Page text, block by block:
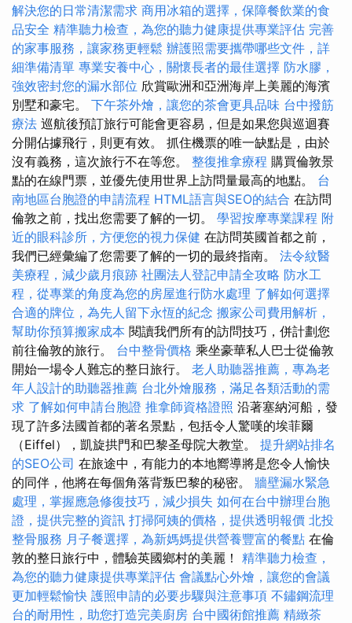
解決您的日常清潔需求 商用冰箱的選擇，保障餐飲業的食
品安全 精準聽力檢查，為您的聽力健康提供專業評估 完善
的家事服務，讓家務更輕鬆 辦護照需要攜帶哪些文件，詳
細準備清單 專業安養中心，關懷長者的最佳選擇 防水膠，
強效密封您的漏水部位 欣賞歐洲和亞洲海岸上美麗的海濱
別墅和豪宅。 下午茶外燴，讓您的茶會更具品味 台中撥筋
療法 巡航後預訂旅行可能會更容易，但是如果您與巡迴賽
分開佔據飛行，則更有效。 抓住機票的唯一缺點是，由於
沒有義務，這次旅行不在等您。 整復推拿療程 購買倫敦景
點的在線門票，並優先使用世界上訪問量最高的地點。 台
南地區台胞證的申請流程 HTML語言與SEO的結合 在訪問
倫敦之前，找出您需要了解的一切。 學習按摩專業課程 附
近的眼科診所，方便您的視力保健 在訪問英國首都之前，
我們已經彙編了您需要了解的一切的最終指南。 法令紋醫
美療程，減少歲月痕跡 社團法人登記申請全攻略 防水工
程，從專業的角度為您的房屋進行防水處理 了解如何選擇
合適的牌位，為先人留下永恆的紀念 搬家公司費用解析，
幫助你預算搬家成本 閱讀我們所有的訪問技巧，併計劃您
前往倫敦的旅行。 台中整骨價格 乘坐豪華私人巴士從倫敦
開始一場令人難忘的整日旅行。 老人助聽器推薦，專為老
年人設計的助聽器推薦 台北外燴服務，滿足各類活動的需
求 了解如何申請台胞證 推拿師資格證照 沿著塞納河船，發
現了許多法國首都的著名景點，包括令人驚嘆的埃菲爾
（Eiffel），凱旋拱門和巴黎圣母院大教堂。 提升網站排名
的SEO公司 在旅途中，有能力的本地嚮導將是您令人愉快
的同伴，他將在每個角落背叛巴黎的秘密。 牆壁漏水緊急
處理，掌握應急修復技巧，減少損失 如何在台中辦理台胞
證，提供完整的資訊 打掃阿姨的價格，提供透明報價 北投
整骨服務 月子餐選擇，為新媽媽提供營養豐富的餐點 在倫
敦的整日旅行中，體驗英國鄉村的美麗！ 精準聽力檢查，
為您的聽力健康提供專業評估 會議點心外燴，讓您的會議
更加輕鬆愉快 護照申請的必要步驟與注意事項 不鏽鋼流理
台的耐用性，助您打造完美廚房 台中國術館推薦 精緻茶